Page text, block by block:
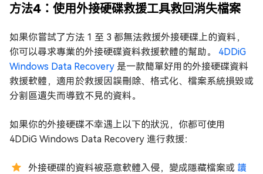
方法4：使用外接硬碟救援工具救回消失檔案
如果你嘗試了方法 1 至 3 都無法救援外接硬碟上的資料，
你可以尋求專業的外接硬碟資料救援軟體的幫助。 4DDiG
Windows Data Recovery 是一款簡單好用的外接硬碟資料
救援軟體，適用於救援因誤刪除、格式化、檔案系統損毀或
分割區遺失而導致不見的資料。
如果你的外接硬碟不幸遇上以下的狀況，你都可使用
4DDiG Windows Data Recovery 進行救援：
外接硬碟的資料被惡意軟體入侵，變成隱藏檔案或 讀